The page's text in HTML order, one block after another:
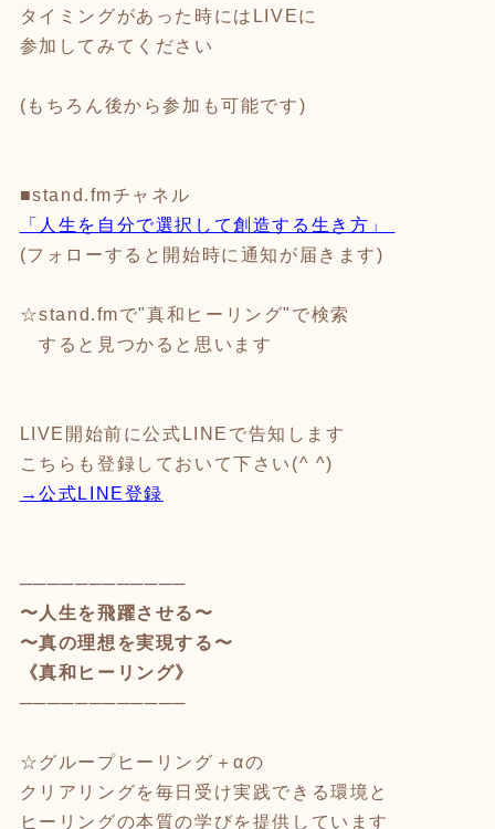
タイミングがあった時にはLIVEに
参加してみてください
(もちろん後から参加も可能です)
■stand.fmチャネル
「人生を自分で選択して創造する生き方」
(フォローすると開始時に通知が届きます)
☆stand.fmで"真和ヒーリング"で検索
すると見つかると思います
LIVE開始前に公式LINEで告知します
こちらも登録しておいて下さい(^ ^)
→公式LINE登録
────────────
〜人生を飛躍させる〜
〜真の理想を実現する〜
《真和ヒーリング》
────────────
☆グループヒーリング＋αの
クリアリングを毎日受け実践できる環境と
ヒーリングの本質の学びを提供しています